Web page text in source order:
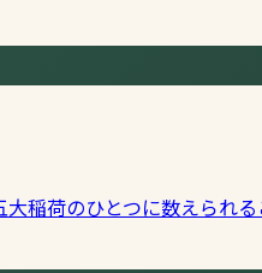
稲荷のひとつに数えられる